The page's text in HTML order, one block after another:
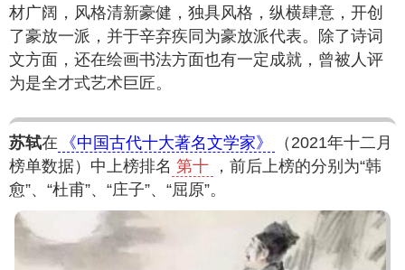
材广阔，风格清新豪健，独具风格，纵横肆意，开创
了豪放一派，并于辛弃疾同为豪放派代表。除了诗词
文方面，还在绘画书法方面也有一定成就，曾被人评
为是全才式艺术巨匠。
苏轼在 《中国古代十大著名文学家》
（2021年十二月
榜单数据）中上榜排名 第十
，前后上榜的分别为“韩
愈”、“杜甫”、“庄子”、“屈原”。